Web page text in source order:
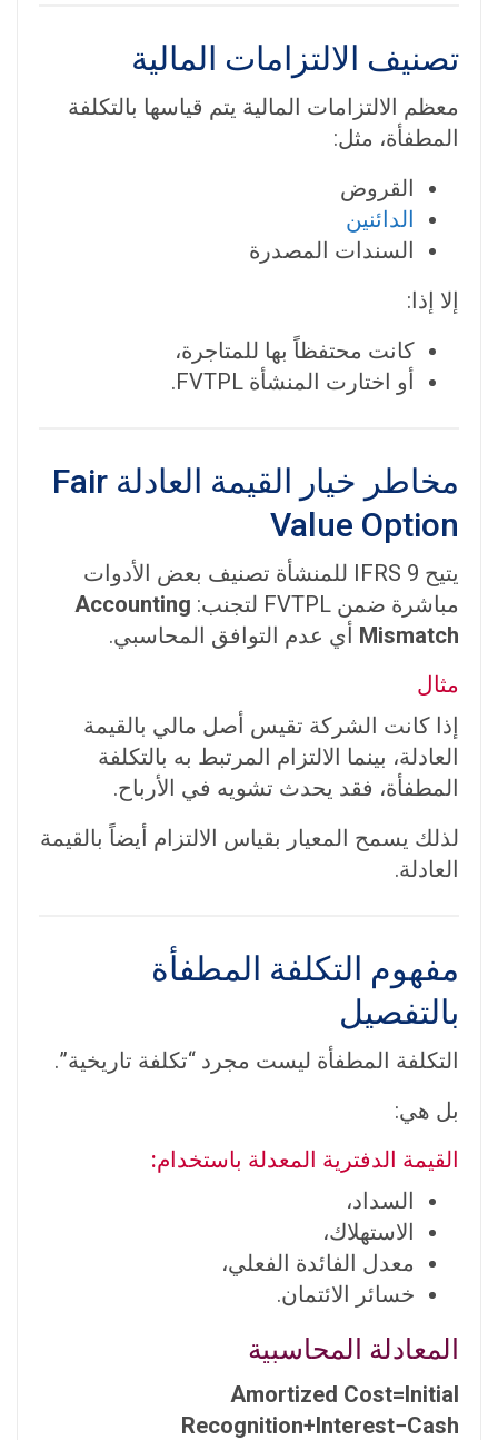
تصنيف الالتزامات المالية
معظم الالتزامات المالية يتم قياسها بالتكلفة
المطفأة، مثل:
القروض
الدائنين
السندات المصدرة
إلا إذا:
كانت محتفظاً بها للمتاجرة،
أو اختارت المنشأة FVTPL.
مخاطر خيار القيمة العادلة Fair
Value Option
يتيح IFRS 9 للمنشأة تصنيف بعض الأدوات
مباشرة ضمن FVTPL لتجنب:
Accounting
Mismatch أي عدم التوافق المحاسبي.
مثال
إذا كانت الشركة تقيس أصل مالي بالقيمة
العادلة، بينما الالتزام المرتبط به بالتكلفة
المطفأة، فقد يحدث تشويه في الأرباح.
لذلك يسمح المعيار بقياس الالتزام أيضاً بالقيمة
العادلة.
مفهوم التكلفة المطفأة
بالتفصيل
التكلفة المطفأة ليست مجرد “تكلفة تاريخية”.
بل هي:
القيمة الدفترية المعدلة باستخدام:
السداد،
الاستهلاك،
معدل الفائدة الفعلي،
خسائر الائتمان.
المعادلة المحاسبية
Amortized Cost=Initial
Recognition+Interest−Cash